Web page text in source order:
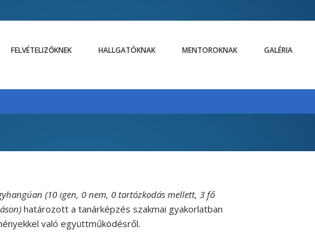
FELVÉTELIZŐKNEK HALLGATÓKNAK MENTOROKNAK GALÉRIA
(10 igen, 0 nem, 0 tartózkodás mellett, 3 fő
határozott a tanárképzés szakmai gyakorlatban
való együttműködésről.